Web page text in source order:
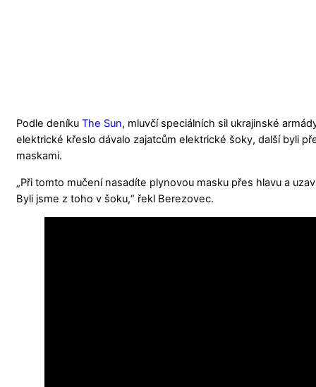
Podle deníku The Sun, mluvčí speciálních sil ukrajinské
elektrické křeslo dávalo zajatcům elektrické šoky, další byli
maskami.
„Při tomto mučení nasadíte plynovou masku přes hlavu a
Byli jsme z toho v šoku,“ řekl Berezovec.